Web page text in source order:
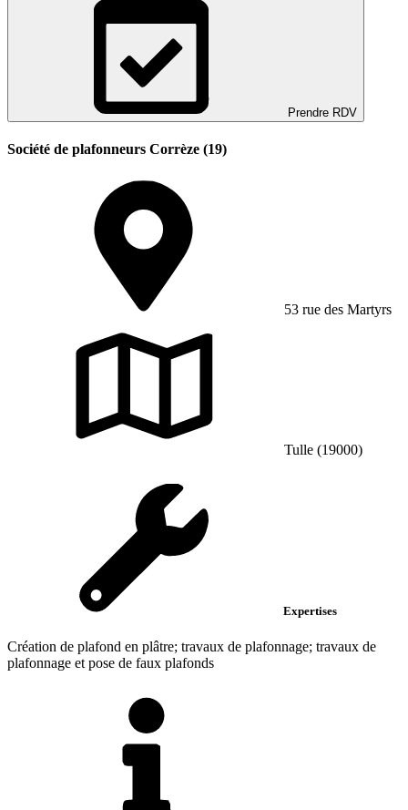
Prendre RDV
Société de plafonneurs Corrèze (19)
53 rue des Martyrs
Tulle (19000)
Expertises
Création de plafond en plâtre; travaux de plafonnage; travaux de
plafonnage et pose de faux plafonds